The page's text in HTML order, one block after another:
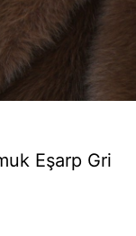
Eşarp Gri